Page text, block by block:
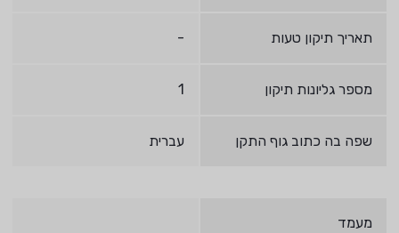
תאריך תיקון טעות -
מספר גליונות תיקון 1
שפה בה כתוב גוף התקן עברית
מעמד